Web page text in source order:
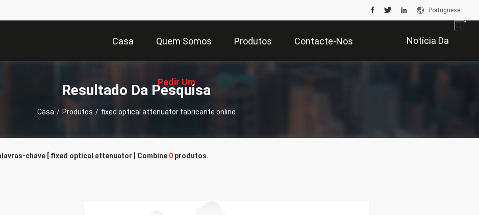
Portuguese
Casa Quem Somos Produtos Contacte-Nos Notícia Da
Pedir Um
Resultado Da Pesquisa
Casa / Produtos / fixed optical attenuator fabricante online
chave [ fixed optical attenuator ] Combine 0 produtos.